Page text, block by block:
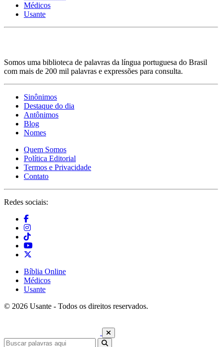
Médicos
Usante
Somos uma biblioteca de palavras da língua portuguesa do Brasil
com mais de 200 mil palavras e expressões para consulta.
Sinônimos
Destaque do dia
Antônimos
Blog
Nomes
Quem Somos
Política Editorial
Termos e Privacidade
Contato
Redes sociais:
Bíblia Online
Médicos
Usante
© 2026 Usante - Todos os direitos reservados.